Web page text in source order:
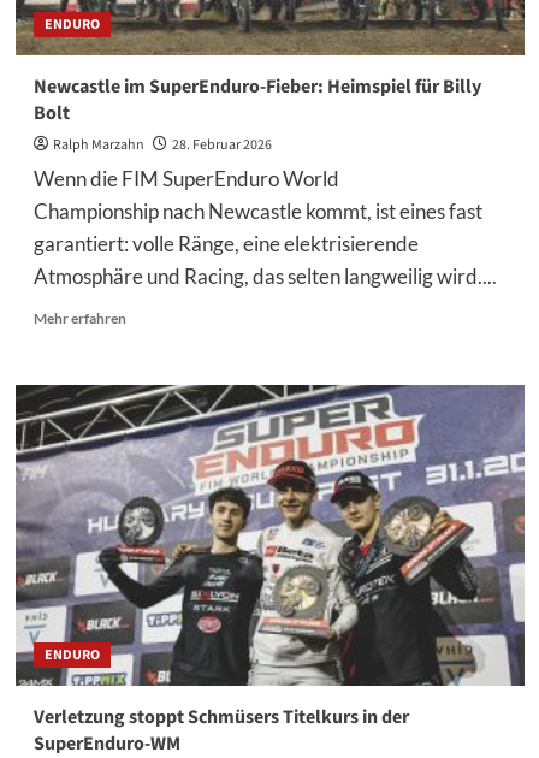
ENDURO
Newcastle im SuperEnduro-Fieber: Heimspiel für Billy
Bolt
Ralph Marzahn 28. Februar 2026
Wenn die FIM SuperEnduro World
Championship nach Newcastle kommt, ist eines fast
garantiert: volle Ränge, eine elektrisierende
Atmosphäre und Racing, das selten langweilig wird....
Mehr erfahrenMehr
Newcastle
im
SuperEnduro-
Fieber:
Heimspiel
für
Billy
Bolt
ENDURO
Verletzung stoppt Schmüsers Titelkurs in der
SuperEnduro-WM